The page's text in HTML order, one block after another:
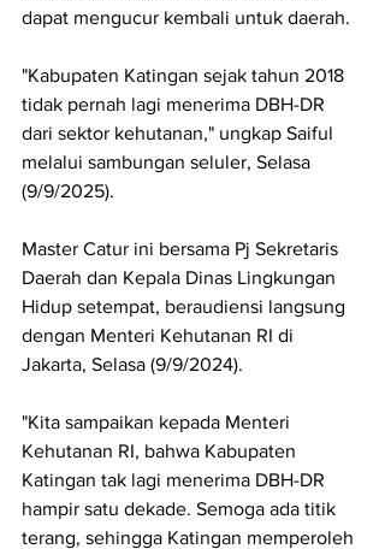
dapat mengucur kembali untuk daerah.
"Kabupaten Katingan sejak tahun 2018
tidak pernah lagi menerima DBH-DR
dari sektor kehutanan," ungkap Saiful
melalui sambungan seluler, Selasa
(9/9/2025).
Master Catur ini bersama Pj Sekretaris
Daerah dan Kepala Dinas Lingkungan
Hidup setempat, beraudiensi langsung
dengan Menteri Kehutanan RI di
Jakarta, Selasa (9/9/2024).
"Kita sampaikan kepada Menteri
Kehutanan RI, bahwa Kabupaten
Katingan tak lagi menerima DBH-DR
hampir satu dekade. Semoga ada titik
terang, sehingga Katingan memperoleh